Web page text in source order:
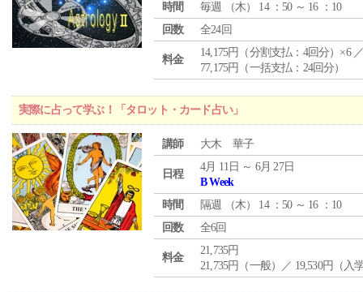
時間
毎週 （木） 14 ：50 ～ 16 ：10
回数
全24回
料金
14,175円（分割支払：4回分）×6
77,175円（一括支払：24回分）
実際に占って学ぶ！「タロット・カード占い」
講師 大木 華子
日程
4月 11日 ～ 6月 27日
B Week
時間
隔週 （木） 14 ：50 ～ 16 ：10
回数
全6回
料金
21,735円
21,735円（一般）／ 19,530円（入